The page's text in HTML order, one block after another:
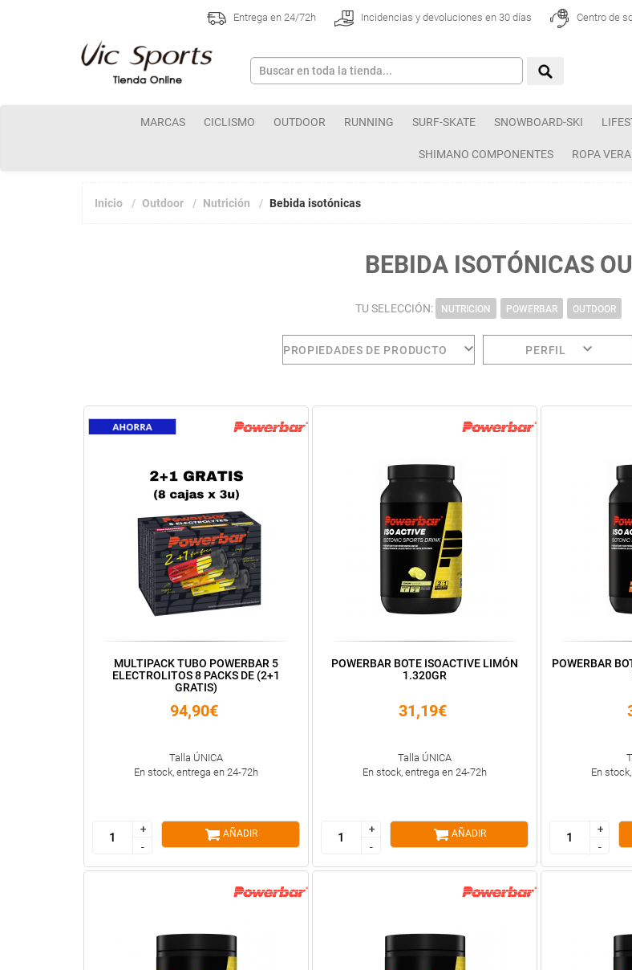
Entrega en 24/72h Incidencias y devoluciones en 30 días Centro de
MARCAS CICLISMO OUTDOOR RUNNING SURF-SKATE SNOWBOARD-SKI
SHIMANO COMPONENTES ROPA
Inicio Outdoor Nutrición Bebida isotónicas
BEBIDA ISOTÓNICAS
TU SELECCIÓN: NUTRICION POWERBAR OUTDOOR
PROPIEDADES DE PRODUCTO PERFIL
MULTIPACK TUBO POWERBAR 5
ELECTROLITOS 8 PACKS DE (2+1
GRATIS)
94,90€
Talla ÚNICA
En stock, entrega en 24-72h
+
-
+
-
AÑADIR
POWERBAR BOTE ISOACTIVE LIMÓN
1.320GR
31,19€
Talla ÚNICA
En stock, entrega en 24-72h
+
-
+
-
AÑADIR
POWERBAR
En
+
-
+
-